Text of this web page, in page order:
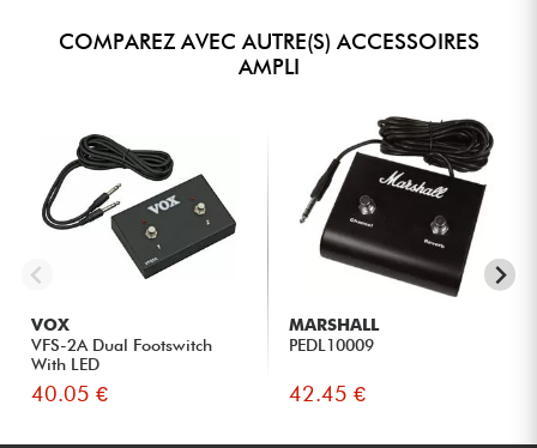
COMPAREZ AVEC AUTRE(S) ACCESSOIRES
AMPLI
VOX
VFS-2A Dual Footswitch
With LED
40.05 €
MARSHALL
PEDL10009
42.45 €